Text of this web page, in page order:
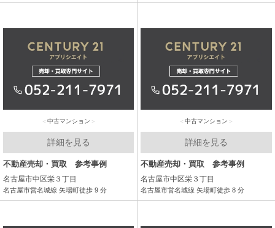
中古マンション
詳細を見る
不動産売却・買取 参考事例
名古屋市中区栄３丁目
名古屋市営名城線 矢場町徒歩 9 分
中古マンション
詳細を見る
不動産売却・買取 参考事例
名古屋市中区栄３丁目
名古屋市営名城線 矢場町徒歩 8 分